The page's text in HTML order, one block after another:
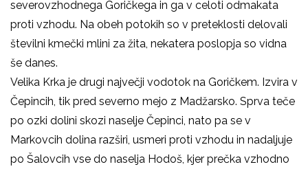
severovzhodnega Goričkega in ga v celoti odmakata
proti vzhodu. Na obeh potokih so v preteklosti delovali
številni kmečki mlini za žita, nekatera poslopja so vidna
še danes.
Velika Krka je drugi največji vodotok na Goričkem. Izvira v
Čepincih, tik pred severno mejo z Madžarsko. Sprva teče
po ozki dolini skozi naselje Čepinci, nato pa se v
Markovcih dolina razširi, usmeri proti vzhodu in nadaljuje
po Šalovcih vse do naselja Hodoš, kjer prečka vzhodno